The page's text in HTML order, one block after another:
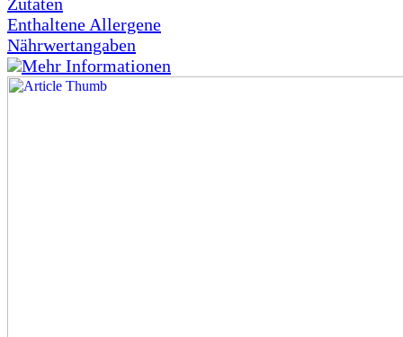
Enthaltene Allergene
Nährwertangaben
Mehr Informationen